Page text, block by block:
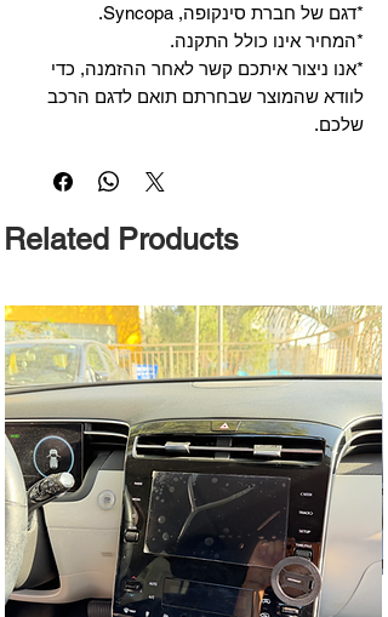
*דגם של חברת סינקופה, Syncopa.
*המחיר אינו כולל התקנה.
*אנו ניצור איתכם קשר לאחר ההזמנה, כדי
לוודא שהמוצר שבחרתם תואם לדגם הרכב
שלכם.
Related Products